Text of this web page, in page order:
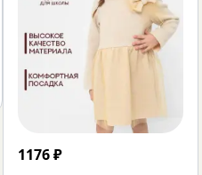
1176₽